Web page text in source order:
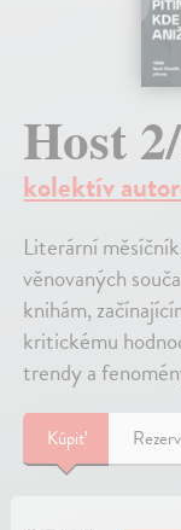
Host
kolektív
Literární
věnovaných
knihám,
kritickému
trendy a
Kúpiť